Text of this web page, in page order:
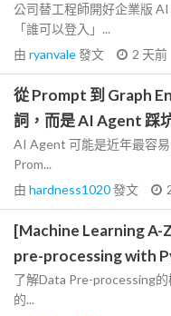
公司替工程師開好企業版
「誰可以登入」...
由 ryanvale發文 2 天前
從 Prompt 到 Graph
詞，而是 AI Agent 踩
AI Agent 可能是近年最容
Prom...
由 hardness1020發文
[Machine Learning A-
pre-processing with
了解Data Pre-processing
的...